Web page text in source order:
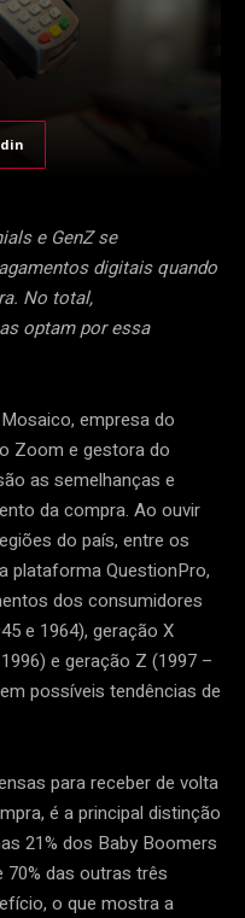
e GenZ se
digitais quando
No total,
optam por essa
empresa do
Zoom e gestora do
as semelhanças e
da compra. Ao ouvir
do país, entre os
plataforma QuestionPro,
dos consumidores
e 1964), geração X
e geração Z (1997 –
possíveis tendências de
para receber de volta
é a principal distinção
21% dos Baby Boomers
das outras três
o que mostra a